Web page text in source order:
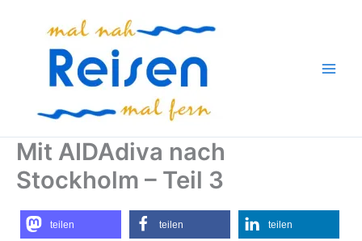
Mit AIDAdiva nach
Stockholm – Teil 3
teilen teilen teilen